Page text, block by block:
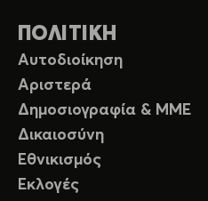
ΠΟΛΙΤΙΚΗ
Αυτοδιοίκηση
Αριστερά
Δημοσιογραφία & ΜΜΕ
Δικαιοσύνη
Εθνικισμός
Εκλογές